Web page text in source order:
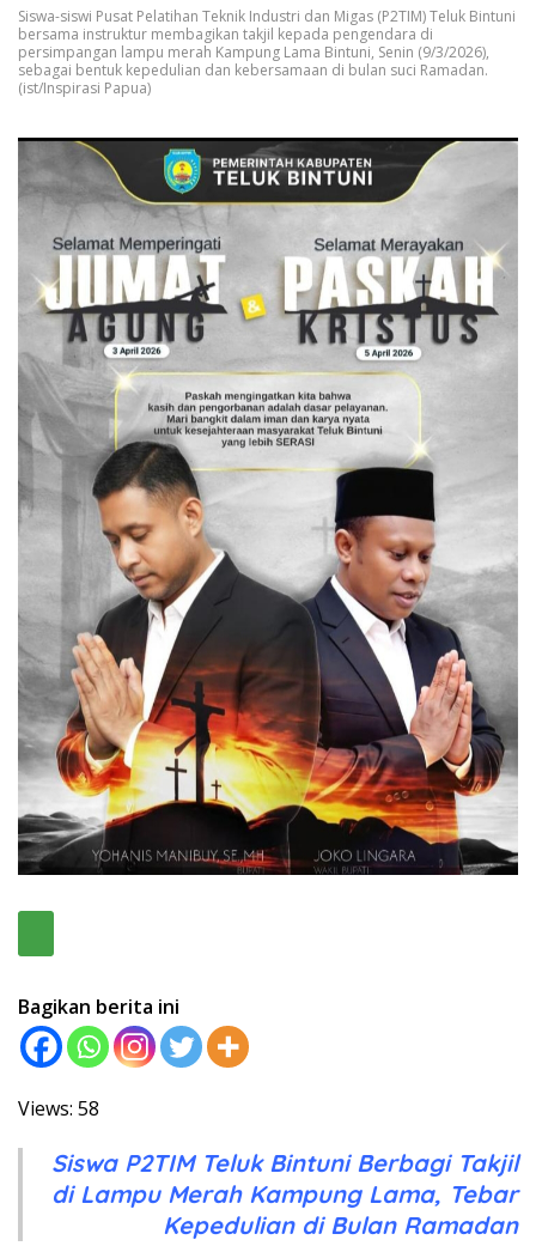
Siswa-siswi Pusat Pelatihan Teknik Industri dan Migas (P2TIM) Teluk Bintuni
bersama instruktur membagikan takjil kepada pengendara di
persimpangan lampu merah Kampung Lama Bintuni, Senin (9/3/2026),
sebagai bentuk kepedulian dan kebersamaan di bulan suci Ramadan.
(ist/Inspirasi Papua)
Bagikan berita ini
Views: 58
Siswa P2TIM Teluk Bintuni Berbagi Takjil
di Lampu Merah Kampung Lama, Tebar
Kepedulian di Bulan Ramadan